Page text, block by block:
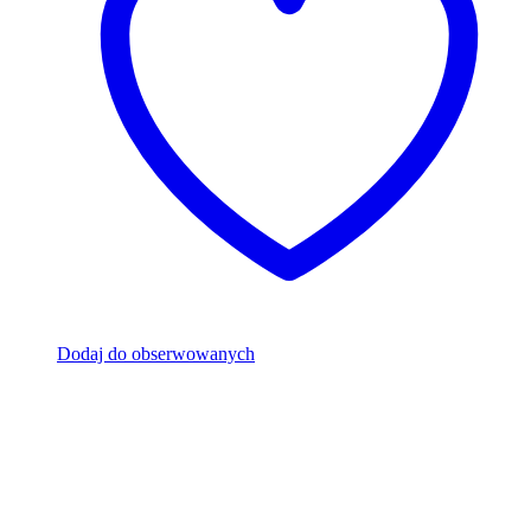
Dodaj do obserwowanych